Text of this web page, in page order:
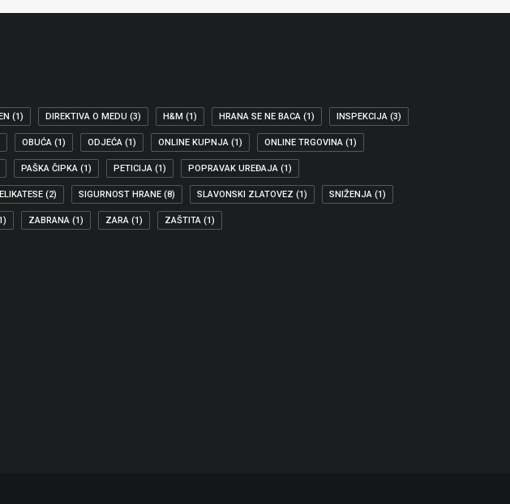
PROIZVODA
(1) DIREKTIVA O MEDU (3) H&M (1) HRANA SE NE BACA (1) INSPEKCIJA (3)
OBUĆA (1) ODJEĆA (1) ONLINE KUPNJA (1) ONLINE TRGOVINA (1)
PAŠKA ČIPKA (1) PETICIJA (1) POPRAVAK UREĐAJA (1)
(2) SIGURNOST HRANE (8) SLAVONSKI ZLATOVEZ (1) SNIŽENJA (1)
ZABRANA (1) ZARA (1) ZAŠTITA (1)